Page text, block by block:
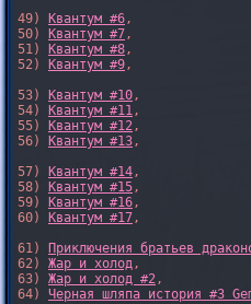
49)
Квантум #6,
50)
Квантум #7,
51)
Квантум #8,
52)
Квантум #9,
53)
Квантум #10,
54)
Квантум #11,
55)
Квантум #12,
56)
Квантум #13,
57)
Квантум #14,
58)
Квантум #15,
59)
Квантум #16,
60)
Квантум #17,
61)
Приключения братьев
62) Жар и холод,
63) Жар и холод #2,
64) Черная шляпа история #3